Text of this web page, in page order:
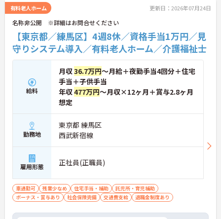
分に活かし、ご自身の生活も大切にしながら長期的
に活躍できるおすすめの環境です。
★おすすめPOINT★
【安定した経営基盤とキャリア支援】
・全国140以上の施設を展開し連続増収を続ける安
定法人が運営しています
・資格取得支援や職種別研修制度があり有資格者の
スキルアップを応援しています
・昇格実績もあり頑張りがしっかり評価される風通
しの良い環境です
【最新設備による負担軽減と働きやすさ】
・最新の見守りシステム導入により夜勤時の巡視の
手間を大きく軽減しています
・機器の導入にあたっては誰でも使いこなせるよう
丁寧な指導を実施しています
【生活を支える充実の福利厚生】
・住宅手当や子供手当などご家族の生活もサポート
する手当を完備しています
制度を利用できます ・徒歩や自転車の通勤手当も用
意しています
有料老人ホーム 更新日：2026年07月24日
名称非公開 ※詳細はお問合せください
【東京都／練馬区】4週8休／資格手当1万円／見
守りシステム導入／有料老人ホーム／介護福祉士
給料
月収36.7万円～月給＋夜勤手当4回分＋住宅
手当＋子供手当
年収477万円～月収×12ヶ月＋賞与2.8ヶ月
想定
勤務地
東京都 練馬区
西武新宿線
雇用形態 正社員(正職員)
車通勤可 残業少なめ 住宅手当・補助
託児所・育児補助
ボーナス・賞与あり
社会保険完備 交通費支給 退職金制度あり